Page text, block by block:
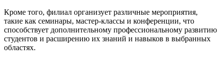
Кроме того, филиал организует различные мероприятия,
такие как семинары, мастер-классы и конференции, что
способствует дополнительному профессиональному развитию
студентов и расширению их знаний и навыков в выбранных
областях.